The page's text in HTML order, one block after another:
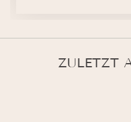
ZULETZT